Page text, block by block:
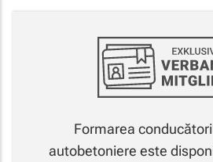
Formarea
autobetoniere este